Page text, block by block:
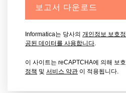
보고서 다운로드
Informatica는 당사의 개인정보 보호
공된 데이터를 사용합니다.
이 사이트는 reCAPTCHA에 의해 보
정책 및 서비스 약관 이 적용됩니다.